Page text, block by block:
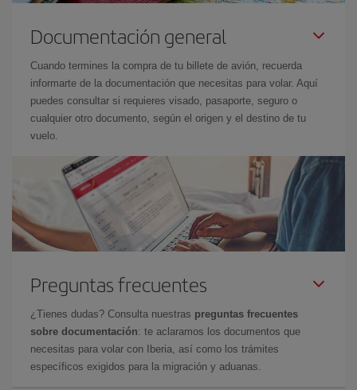
Documentación general
Cuando termines la compra de tu billete de avión, recuerda
informarte de la documentación que necesitas para volar. Aquí
puedes consultar si requieres visado, pasaporte, seguro o
cualquier otro documento, según el origen y el destino de tu
vuelo.
Preguntas frecuentes
¿Tienes dudas? Consulta nuestras preguntas frecuentes
sobre documentación: te aclaramos los documentos que
necesitas para volar con Iberia, así como los trámites
específicos exigidos para la migración y aduanas.